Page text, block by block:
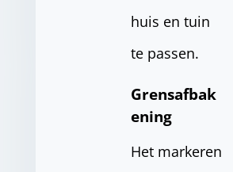
huis en tuin
te passen.
Grensafbak
ening
Het markeren